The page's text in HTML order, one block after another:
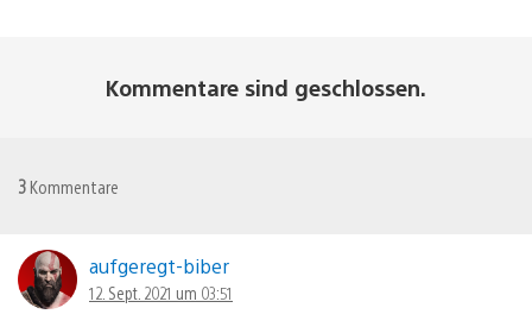
Kommentare sind geschlossen.
3 Kommentare
aufgeregt-biber
12. Sept. 2021 um 03:51